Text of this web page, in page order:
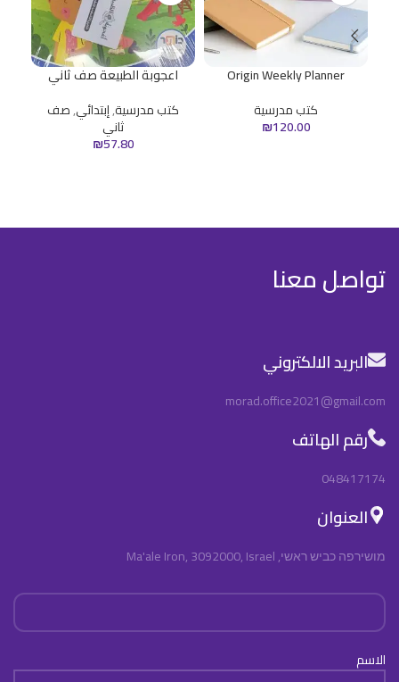
Origin Weekly Planner
كتب مدرسية
₪120.00
اعجوبة الطبيعة صف ثاني
كتب مدرسية,إبتدائي,صف
ثاني
₪57.80
تواصل معنا
البريد الالكتروني
morad.office2021@gmail.com
رقم الهاتف
048417174
العنوان
מושירפה כביש ראשי, Ma'ale Iron, 3092000, Israel
الاسم